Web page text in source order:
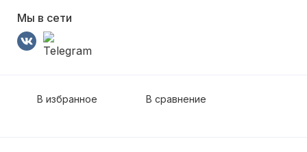
Мы в сети
В избранное В сравнение